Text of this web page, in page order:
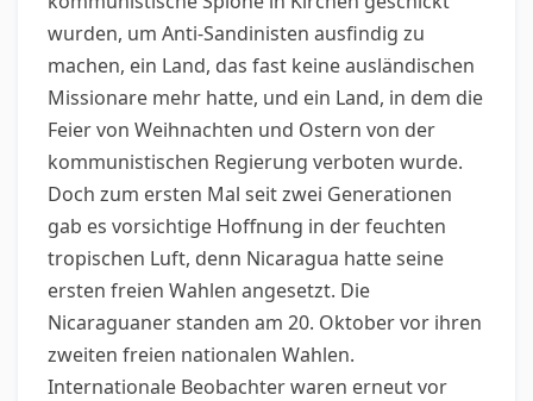
wurden, um Anti-Sandinisten ausfindig zu
machen, ein Land, das fast keine ausländischen
Missionare mehr hatte, und ein Land, in dem die
Feier von Weihnachten und Ostern von der
kommunistischen Regierung verboten wurde.
Doch zum ersten Mal seit zwei Generationen
gab es vorsichtige Hoffnung in der feuchten
tropischen Luft, denn Nicaragua hatte seine
ersten freien Wahlen angesetzt. Die
Nicaraguaner standen am 20. Oktober vor ihren
zweiten freien nationalen Wahlen.
Internationale Beobachter waren erneut vor